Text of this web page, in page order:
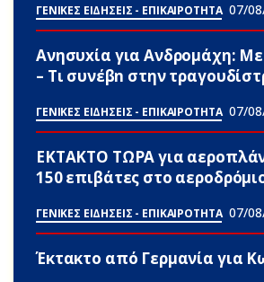
ΓΕΝΙΚΕΣ ΕΙΔΗΣΕΙΣ - ΕΠΙΚΑΙΡΟΤΗΤΑ 07/
Ανησυxία για Ανδρομάχη: Με
– Τι συνέβn στην
ΓΕΝΙΚΕΣ ΕΙΔΗΣΕΙΣ - ΕΠΙΚΑΙΡΟΤΗΤΑ 07/
ΕΚΤΑΚΤΟ ΤΩΡΑ για
150 επιβάτες στο
ΓΕΝΙΚΕΣ ΕΙΔΗΣΕΙΣ - ΕΠΙΚΑΙΡΟΤΗΤΑ 07/
Έκτακτο από Γερμανία για